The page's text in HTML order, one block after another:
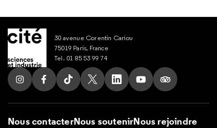
30 avenue Corentin Cariou
75019 Paris, France
Tel. 01 85 53 99 74
Suivez nous sur Instagram
Suivez nous sur Facebook
Suivez nous sur Tik Tok
Suivez nous sur X
Suivez nous sur LinkedIn
Suivez nous sur
Suivez nous
Nous contacterNous soutenirNous rejoindre